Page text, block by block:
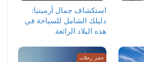
استكشاف جمال أرمينيا:
دليلك الشامل للسياحة في
هذه البلاد الرائعة
حجز رحلات